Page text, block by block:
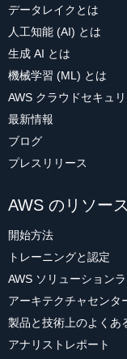
データレイクとは
人工知能 (AI) とは
生成 AI とは
機械学習 (ML) とは
AWS クラウドセキュリ
最新情報
ブログ
プレスリリース
AWS のリソース
開始方法
トレーニングと認定
AWS ソリューション
アーキテクチャセンタ
製品と技術上のよくあ
アナリストレポート